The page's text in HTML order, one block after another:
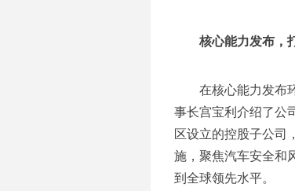
核心能力发布，
在核心能力发布
事长宫宝利介绍了公
区设立的控股子公司
施，聚焦汽车安全和
到全球领先水平。